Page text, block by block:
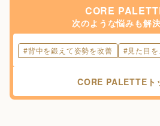
CORE
次のような悩みも解
#背中を鍛えて姿勢を改善 #見た目
CORE PALETTE